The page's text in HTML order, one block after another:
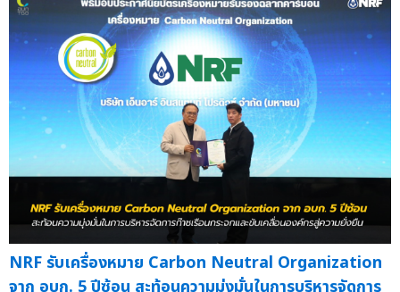
NRF รับเครื่องหมาย Carbon Neutral Organization